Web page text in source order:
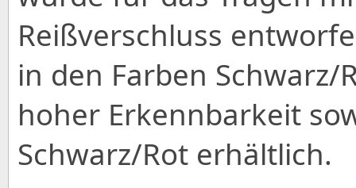
Reißverschluss
in den Farben
hoher Erkennbarkeit
Schwarz/Rot erhältlich.